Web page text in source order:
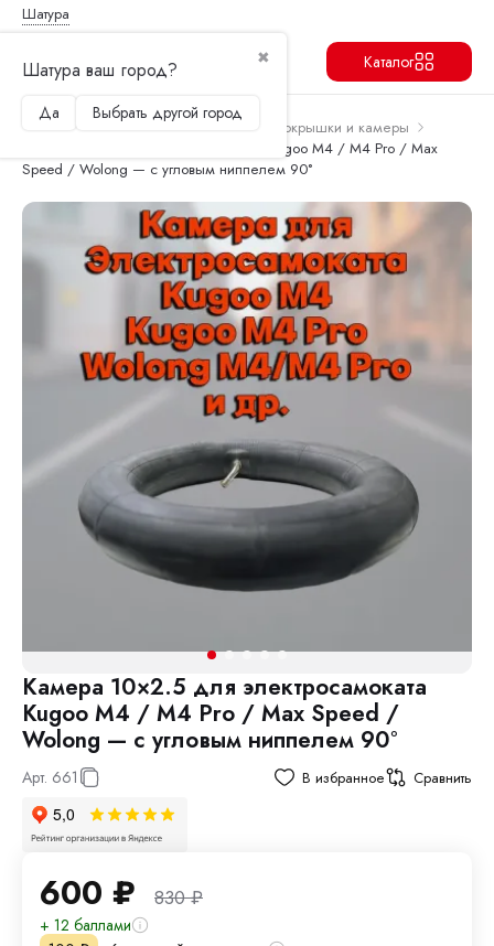
Шатура
✖
Шатура ваш город?
Да Выбрать другой город
Каталог
Главная Запчасти и аксессуары
Покрышки и камеры
Камера 10×2.5 для электросамоката Kugoo M4 / M4 Pro / Max
Speed / Wolong — с угловым ниппелем 90°
Камера 10×2.5 для электросамоката
Kugoo M4 / M4 Pro / Max Speed /
Wolong — с угловым ниппелем 90°
Арт. 661 В избранное Сравнить
600 ₽ 830₽
+ 12 баллами
Продолжить Перейти в корзину